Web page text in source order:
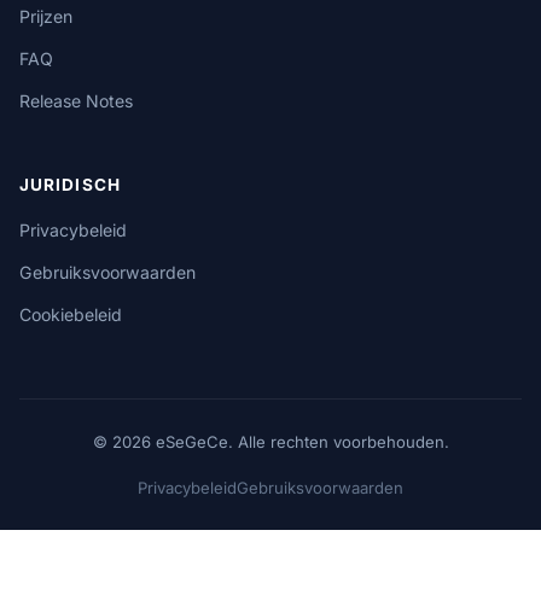
Prijzen
FAQ
Release Notes
JURIDISCH
Privacybeleid
Gebruiksvoorwaarden
Cookiebeleid
© 2026 eSeGeCe. Alle rechten voorbehouden.
PrivacybeleidGebruiksvoorwaarden